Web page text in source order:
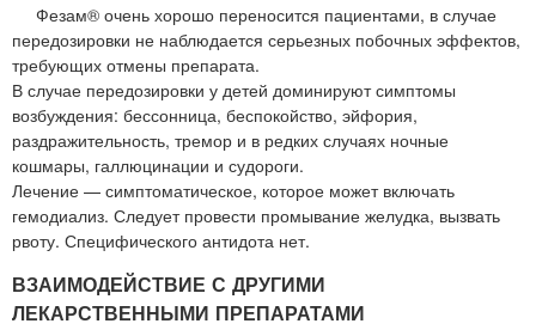
Фезам® очень хорошо переносится пациентами, в случае
передозировки не наблюдается серьезных побочных эффектов,
требующих отмены препарата.
В случае передозировки у детей доминируют симптомы
возбуждения: бессонница, беспокойство, эйфория,
раздражительность, тремор и в редких случаях ночные
кошмары, галлюцинации и судороги.
Лечение — симптоматическое, которое может включать
гемодиализ. Следует провести промывание желудка, вызвать
рвоту. Специфического антидота нет.
ВЗАИМОДЕЙСТВИЕ С ДРУГИМИ
ЛЕКАРСТВЕННЫМИ ПРЕПАРАТАМИ